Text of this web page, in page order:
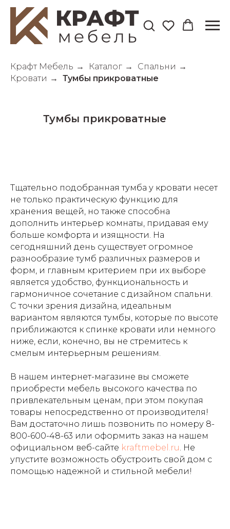
Крафт Мебель → Каталог → Спальни →
Кровати → Тумбы прикроватные
Тумбы прикроватные
Тщательно подобранная тумба у кровати несет
не только практическую функцию для
хранения вещей, но также способна
дополнить интерьер комнаты, придавая ему
больше комфорта и изящности. На
сегодняшний день существует огромное
разнообразие тумб различных размеров и
форм, и главным критерием при их выборе
является удобство, функциональность и
гармоничное сочетание с дизайном спальни.
С точки зрения дизайна, идеальным
вариантом являются тумбы, которые по высоте
приближаются к спинке кровати или немного
ниже, если, конечно, вы не стремитесь к
смелым интерьерным решениям.
В нашем интернет-магазине вы сможете
приобрести мебель высокого качества по
привлекательным ценам, при этом покупая
товары непосредственно от производителя!
Вам достаточно лишь позвонить по номеру 8-
800-600-48-63 или оформить заказ на нашем
официальном веб-сайте kraftmebel.ru. Не
упустите возможность обустроить свой дом с
помощью надежной и стильной мебели!